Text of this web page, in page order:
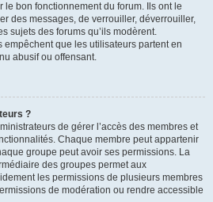
bon fonctionnement du forum. Ils ont le
des messages, de verrouiller, déverrouiller,
sujets des forums qu’ils modèrent.
que les utilisateurs partent en
abusif ou offensant.
?
de gérer l’accès des membres et
Chaque membre peut appartenir
groupe peut avoir ses permissions. La
des groupes permet aux
les permissions de plusieurs membres
de modération ou rendre accessible